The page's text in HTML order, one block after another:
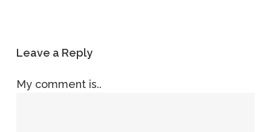
Leave a Reply
My comment is..